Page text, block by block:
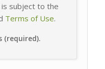
subject to the
Terms of Use.
(required).